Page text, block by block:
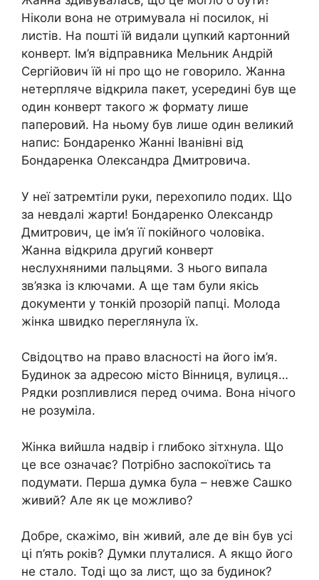
Ніколи вона не отримувала ні посилок, ні
листів. На пошті їй видали цупкий картонний
конверт. Ім’я відправника Мельник Андрій
Сергійович їй ні про що не говорило. Жанна
нетерпляче відкрила пакет, усередині був ще
один конверт такого ж формату лише
паперовий. На ньому був лише один великий
напис: Бондаренко Жанні Іванівні від
Бондаренка Олександра Дмитровича.
У неї затремтіли руки, перехопило подих. Що
за невдалі жарти! Бондаренко Олександр
Дмитрович, це ім’я її покійного чоловіка.
Жанна відкрила другий конверт
неслухняними пальцями. З нього випала
зв’язка із ключами. А ще там були якісь
документи у тонкій прозорій папці. Молода
жінка швидко переглянула їх.
Свідоцтво на право власності на його ім’я.
Будинок за адресою місто Вінниця, вулиця…
Рядки розпливлися перед очима. Вона нічого
не розуміла.
Жінка вийшла надвір і глибоко зітхнула. Що
це все означає? Потрібно заспокоїтись та
подумати. Перша думка була – невже Сашко
живий? Але як це можливо?
Добре, скажімо, він живий, але де він був усі
ці п’ять років? Думки плуталися. А якщо його
не стало. Тоді що за лист, що за будинок?